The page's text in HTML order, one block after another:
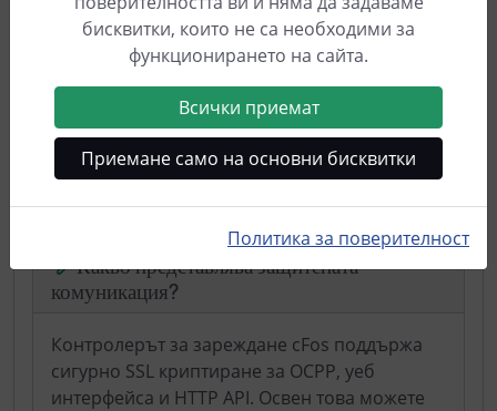
включително трансформаторни уреди.
Препоръчваме ви Lovato DME 330, който се
доставя със сгъваеми трансформаторни
намотки 200 А, които са снабдени дори с 2 м
изолиран захранващ кабел за 700 V. Можете
да зададете коефициента на трансформация
за трансформаторен измервателен уред в
мениджъра за зареждане cFos.
Какво представлява защитената
комуникация?
Контролерът за зареждане cFos поддържа
сигурно SSL криптиране за OCPP, уеб
интерфейса и HTTP API. Освен това можете
бисквитки, които не са необходими за
функционирането на сайта.
Всички приемат
Приемане само на основни бисквитки
Политика за поверителност